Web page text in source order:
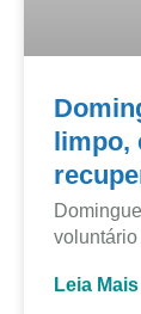
limpo,
Leia Mais